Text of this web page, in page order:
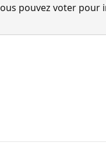
pouvez voter pour